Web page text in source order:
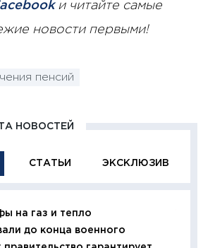
и читайте самые
новости первыми!
пенсий
СТАТЬИ ЭКСКЛЮЗИВ
НОВОСТЕЙ
на газ и тепло
до конца военного